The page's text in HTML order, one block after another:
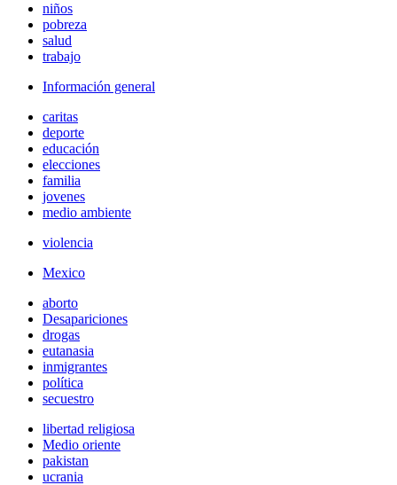
niños
pobreza
salud
trabajo
Información general
caritas
deporte
educación
elecciones
familia
jovenes
medio ambiente
violencia
Mexico
aborto
Desapariciones
drogas
eutanasia
inmigrantes
política
secuestro
libertad religiosa
Medio oriente
pakistan
ucrania